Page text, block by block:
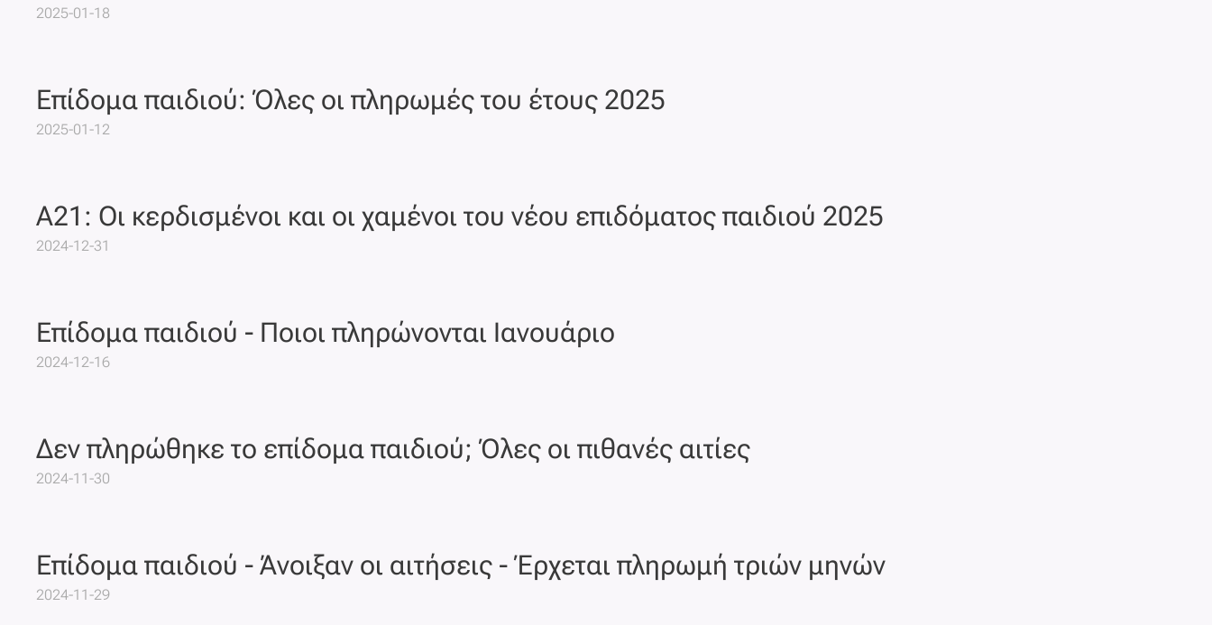
2025-01-18
Επίδομα παιδιού: Όλες οι πληρωμές του έτους 2025
2025-01-12
Α21: Οι κερδισμένοι και οι χαμένοι του νέου επιδόματος παιδιού 2025
2024-12-31
Επίδομα παιδιού - Ποιοι πληρώνονται Ιανουάριο
2024-12-16
Δεν πληρώθηκε το επίδομα παιδιού; Όλες οι πιθανές αιτίες
2024-11-30
Επίδομα παιδιού - Άνοιξαν οι αιτήσεις - Έρχεται πληρωμή τριών μηνών
2024-11-29